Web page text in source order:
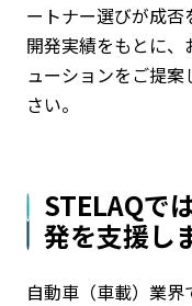
ートナー選びが成否
開発実績をもとに、
ューションをご提
さい。
STELAQで
発を支援し
自動車（車載）業